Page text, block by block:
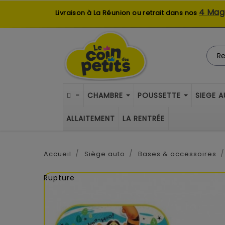
Livraison à La Réunion ou retrait dans nos 4
- CHAMBRE POUSSETTE SIEGE
ALLAITEMENT LA RENTRÉE
Accueil Siège auto Bases & accessoires
Rupture